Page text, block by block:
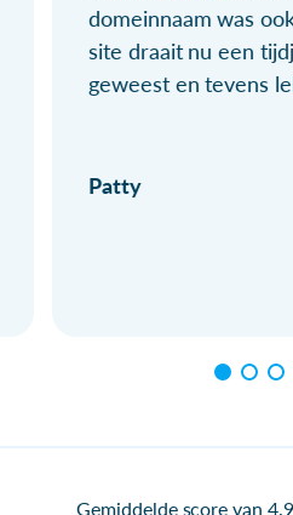
domeinnaam was
site draait nu een
geweest en tevens
Patty
Gemiddelde score van